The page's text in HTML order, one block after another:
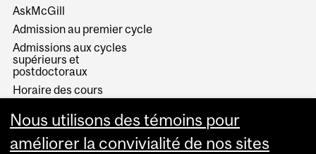
AskMcGill
Admission au premier cycle
Admissions aux cycles
supérieurs et
postdoctoraux
Horaire des cours
Services aux étudiants
Nous utilisons des témoins pour
améliorer la convivialité de nos sites